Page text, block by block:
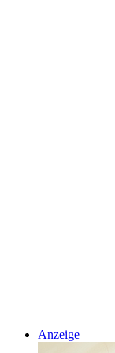
Anzeige